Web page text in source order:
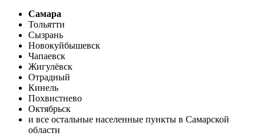
Самара
Тольятти
Сызрань
Новокуйбышевск
Чапаевск
Жигулёвск
Отрадный
Кинель
Похвистнево
Октябрьск
и все остальные населенные пункты в Самарской
области